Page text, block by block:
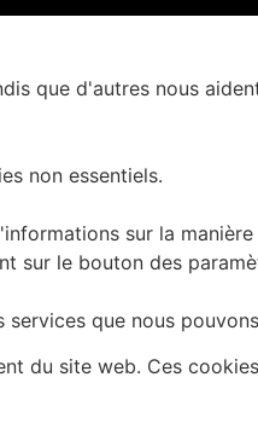
que d'autres nous
non essentiels.
sur la
sur le bouton des
que nous
du site web. Ces